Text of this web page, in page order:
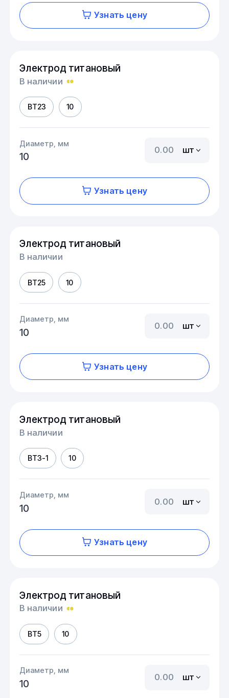
Узнать цену
Электрод титановый
В наличии
ВТ23 10
Диаметр, мм
10
шт
Узнать цену
Электрод титановый
В наличии
ВТ25 10
Диаметр, мм
10
шт
Узнать цену
Электрод титановый
В наличии
ВТ3-1 10
Диаметр, мм
10
шт
Узнать цену
Электрод титановый
В наличии
ВТ5 10
Диаметр, мм
10
шт